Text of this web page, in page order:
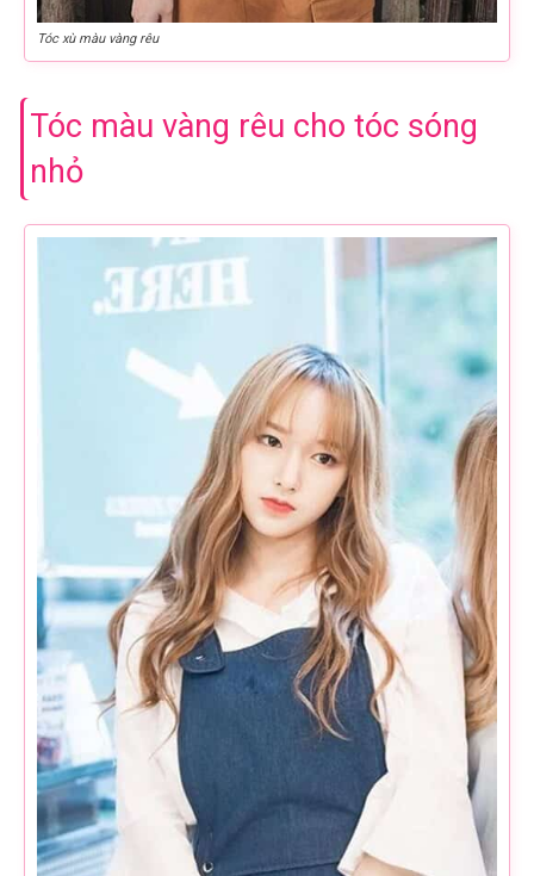
Tóc xù màu vàng rêu
Tóc màu vàng rêu cho tóc sóng
nhỏ